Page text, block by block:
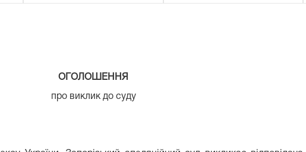
ОГОЛОШЕННЯ
про виклик до суду